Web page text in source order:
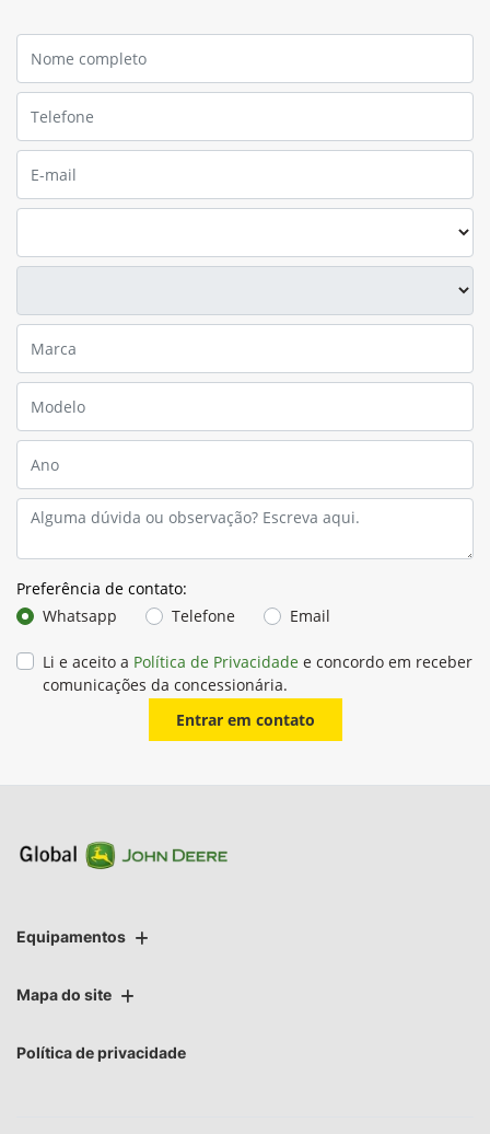
Preferência de contato:
Whatsapp
Telefone Email
Li e aceito a Política de Privacidade e concordo em receber
comunicações da concessionária.
Entrar em contato
Equipamentos
Mapa do site
Política de privacidade